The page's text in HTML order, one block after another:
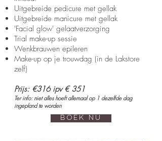
Uitgebreide pedicure met gellak
Uitgebreide manicure met gellak
'Facial glow' gelaatverzorging
Trial make-up sessie
Wenkbrauwen epileren
Make-up op je trouwdag (in de Lakstore
zelf)
Prijs: €316 ipv € 351
Ter info: niet alles hoeft allemaal op 1 dezelfde dag
ingepland te worden
BOEK NU